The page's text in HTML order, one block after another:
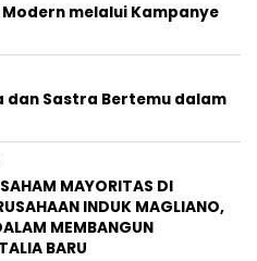
melalui Kampanye
dan Sastra Bertemu dalam
MAYORITAS DI
INDUK MAGLIANO,
MEMBANGUN
BARU